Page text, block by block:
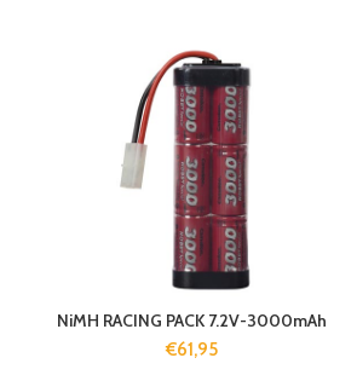
NiMH RACING PACK 7.2V-3000mAh
€61,95